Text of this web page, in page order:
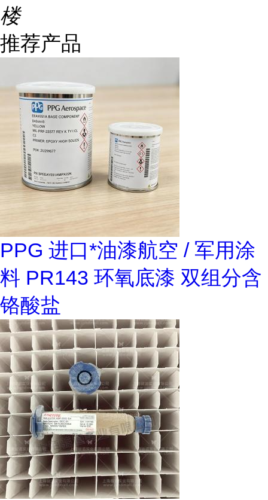
楼
推荐产品
PPG 进口*油漆航空 / 军用涂
料 PR143 环氧底漆 双组分含
铬酸盐